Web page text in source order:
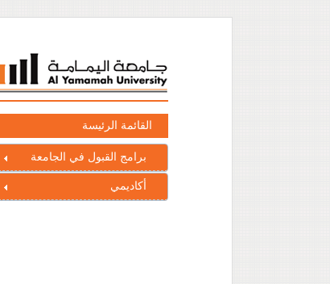
القائمة الرئيسة
برامج القبول في الجامعة
أكاديمي